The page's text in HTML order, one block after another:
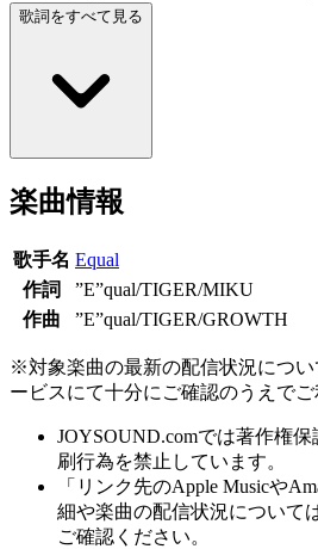
歌詞をすべて見る
楽曲情報
歌手名 Equal
作詞
”E”qual/TIGER/MIKU
作曲
”E”qual/TIGER/GROWTH
※対象楽曲の最新の配信状況につい
ービスにて十分にご確認のうえでご
JOYSOUND.comでは著作権
刷行為を禁止しています。
「リンク先のApple Musicや
細や楽曲の配信状況について
ご確認ください。